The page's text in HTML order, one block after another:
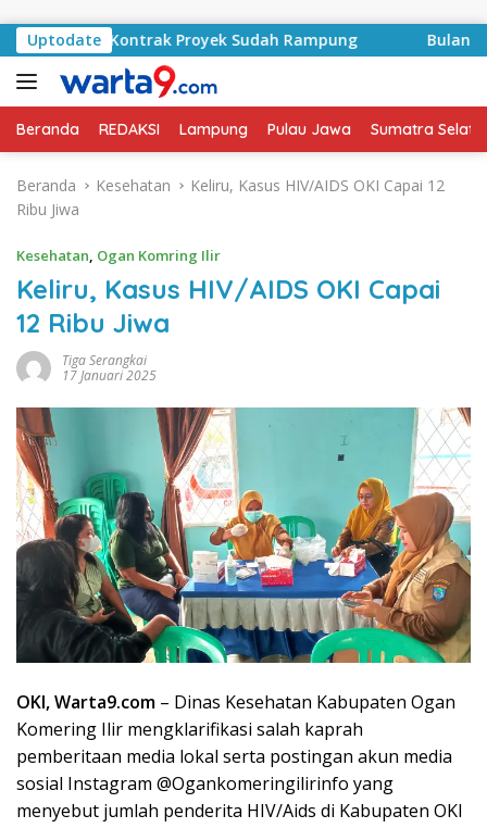
Uptodate
Kontrak Proyek Sudah Rampung Bulan
Beranda REDAKSI Lampung Pulau Jawa Sumatra
Beranda Kesehatan
Keliru, Kasus HIV/AIDS OKI Capai 12
Ribu Jiwa
Kesehatan, Ogan Komring Ilir
Keliru, Kasus HIV/AIDS OKI Capai
12 Ribu Jiwa
Tiga Serangkai
17 Januari 2025
OKI, Warta9.com – Dinas Kesehatan Kabupaten Ogan
Komering Ilir mengklarifikasi salah kaprah
pemberitaan media lokal serta postingan akun media
sosial Instagram @Ogankomeringilirinfo yang
menyebut jumlah penderita HIV/Aids di Kabupaten OKI